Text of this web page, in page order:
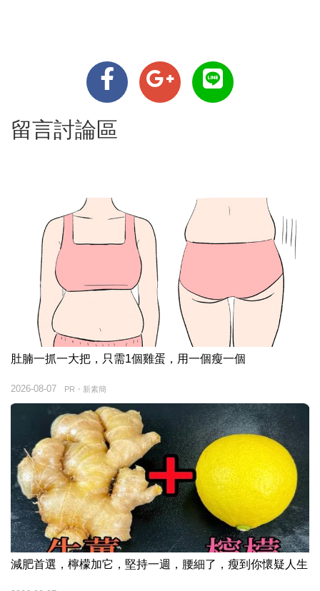
留言討論區
肚腩一抓一大把，只需1個雞蛋，用一個瘦一個
PR・新素簡
2026-08-07
減肥首選，檸檬加它，堅持一週，腰細了，瘦到你懷疑人生